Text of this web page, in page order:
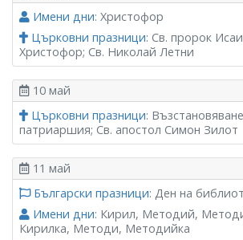
Имени дни: Христофор
Църковни празници: Св. пророк
Христофор; Св. Николай Летни
10 май
Църковни празници:
патриаршия; Св. апостол Симон Зилот
11 май
Български празници: Ден на
Имени дни: Кирил, Методий,
Кирилка, Методи, Методийка